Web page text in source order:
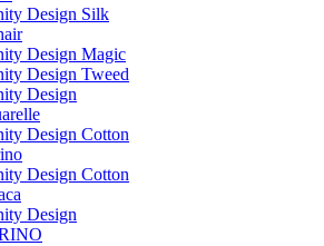
Design Silk
Design Magic
Design Tweed
Design
Design Cotton
Design Cotton
Design